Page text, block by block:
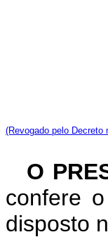
(Revogado pelo Decreto
O
confere
disposto